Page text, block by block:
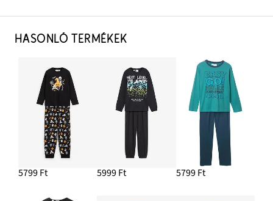
HASONLÓ TERMÉKEK
5799 Ft 5999 Ft 5799 Ft